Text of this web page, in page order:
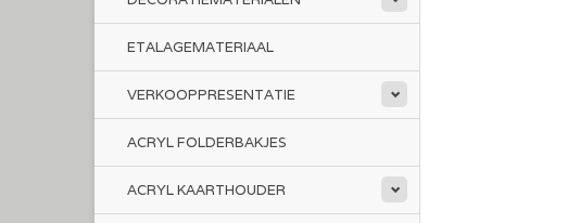
ETALAGEMATERIAAL
VERKOOPPRESENTATIE
ACRYL FOLDERBAKJES
ACRYL KAARTHOUDER